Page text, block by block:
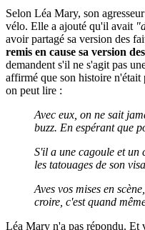
Selon Léa Mary, son
vélo. Elle a ajouté qu'il avait
avoir partagé sa version des
remis en cause sa version
demandent s'il ne s'agit pas
affirmé que son histoire n'était
on peut lire :
Avec eux, on ne sait
buzz. En espérant que
S'il a une cagoule et un
les tatouages de son
Aves vos mises en
croire, c'est quand
Léa Mary n'a pas répondu. Et